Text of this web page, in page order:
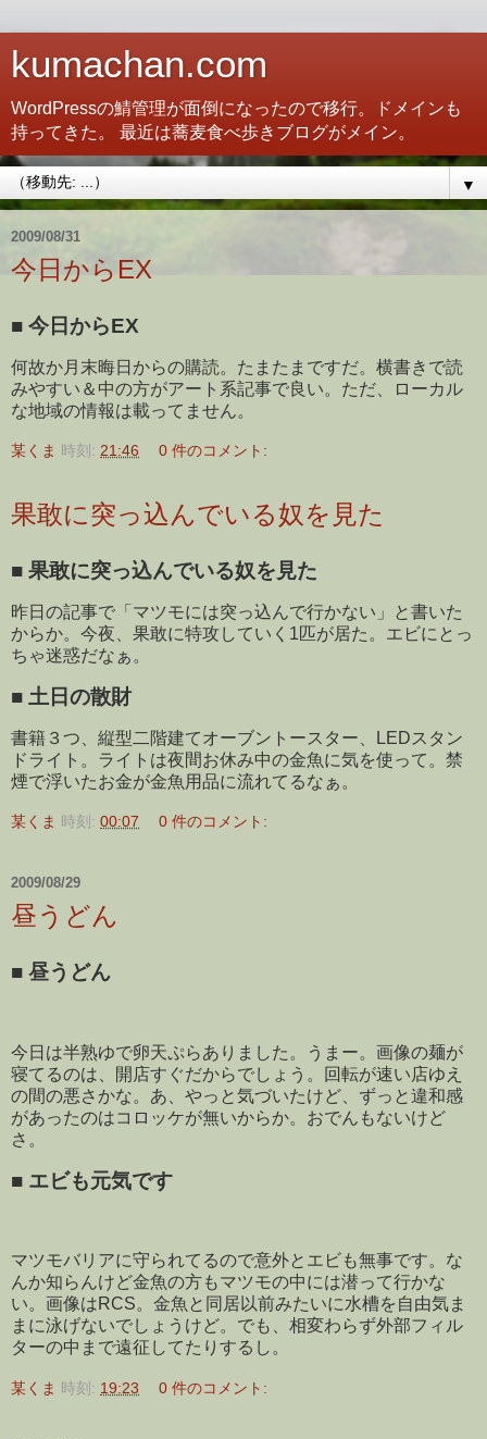
kumachan.com
WordPressの鯖管理が面倒になったので移行。ドメインも
持ってきた。 最近は蕎麦食べ歩きブログがメイン。
▼
2009/08/31
今日からEX
■ 今日からEX
何故か月末晦日からの購読。たまたまですだ。横書きで読
みやすい＆中の方がアート系記事で良い。ただ、ローカル
な地域の情報は載ってません。
某くま 時刻: 21:46 0 件のコメント:
果敢に突っ込んでいる奴を見た
■ 果敢に突っ込んでいる奴を見た
昨日の記事で「マツモには突っ込んで行かない」と書いた
からか。今夜、果敢に特攻していく1匹が居た。エビにとっ
ちゃ迷惑だなぁ。
■ 土日の散財
書籍３つ、縦型二階建てオーブントースター、LEDスタン
ドライト。ライトは夜間お休み中の金魚に気を使って。禁
煙で浮いたお金が金魚用品に流れてるなぁ。
某くま 時刻: 00:07 0 件のコメント:
2009/08/29
昼うどん
■ 昼うどん
今日は半熟ゆで卵天ぷらありました。うまー。画像の麺が
寝てるのは、開店すぐだからでしょう。回転が速い店ゆえ
の間の悪さかな。あ、やっと気づいたけど、ずっと違和感
があったのはコロッケが無いからか。おでんもないけど
さ。
■ エビも元気です
マツモバリアに守られてるので意外とエビも無事です。な
んか知らんけど金魚の方もマツモの中には潜って行かな
い。画像はRCS。金魚と同居以前みたいに水槽を自由気ま
まに泳げないでしょうけど。でも、相変わらず外部フィル
ターの中まで遠征してたりするし。
某くま 時刻: 19:23 0 件のコメント: